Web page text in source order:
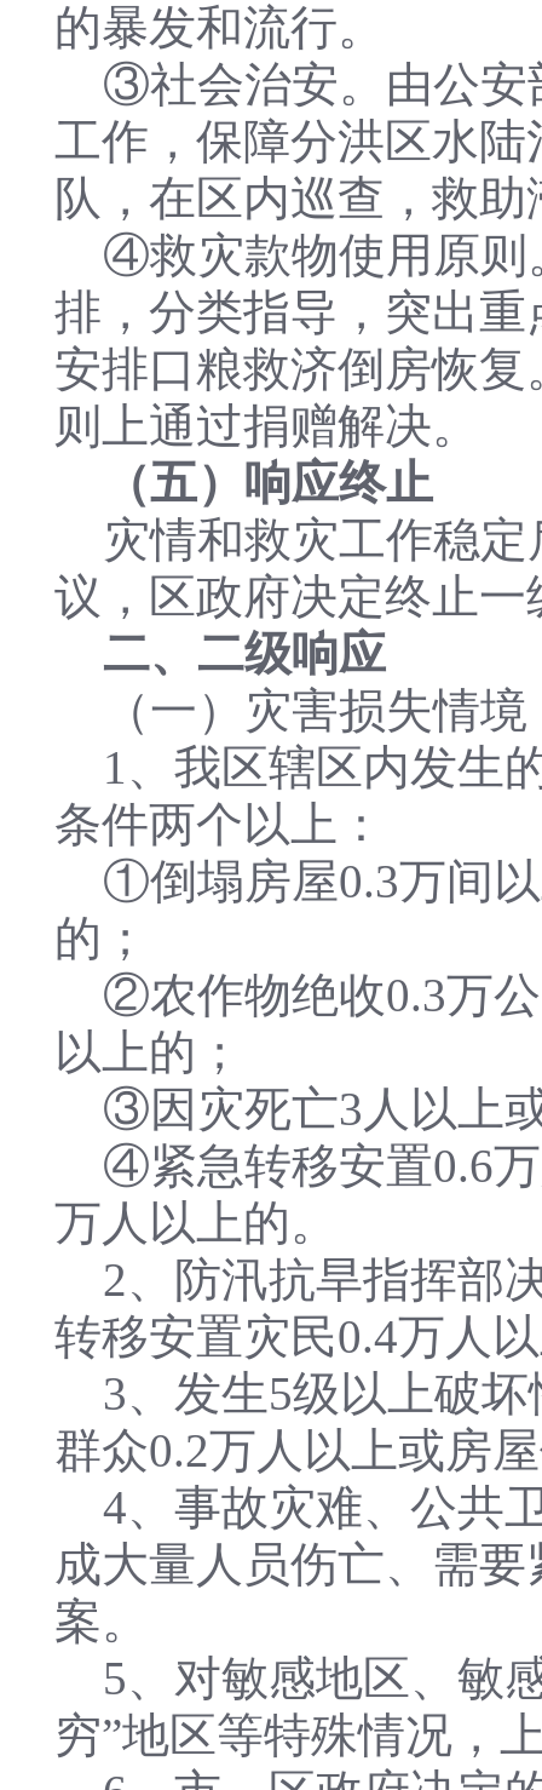
的暴发和流行。
③社会治安。由公安
工作，保障分洪区水
队，在区内巡查，救
④救灾款物使用原则
排，分类指导，突出
安排口粮救济倒房恢
则上通过捐赠解决。
（五）响应终止
灾情和救灾工作稳定
议，区政府决定终止一
二、二级响应
（一）灾害损失情境
1、我区辖区内发生
条件两个以上：
①倒塌房屋0.3万间以
的；
②农作物绝收0.3万公
以上的；
③因灾死亡3人以上
④紧急转移安置0.6万
万人以上的。
2、防汛抗旱指挥部
转移安置灾民0.4万人
3、发生5级以上破坏
群众0.2万人以上或房
4、事故灾难、公共
成大量人员伤亡、需
案。
5、对敏感地区、敏
穷”地区等特殊情况，